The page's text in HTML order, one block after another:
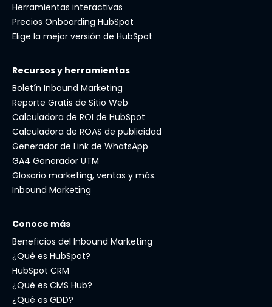
Herramientas interactivas
Precios Onboarding HubSpot
Elige la mejor versión de HubSpot
Recursos y herramientas
Boletín Inbound Marketing
Reporte Gratis de Sitio Web
Calculadora de ROI de HubSpot
Calculadora de ROAS de publicidad
Generador de Link de WhatsApp
GA4 Generador UTM
Glosario marketing, ventas y más.
Inbound Marketing
Conoce más
Beneficios del Inbound Marketing
¿Qué es HubSpot?
HubSpot CRM
¿Qué es CMS Hub?
¿Qué es GDD?